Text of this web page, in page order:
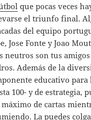
que pocas veces
el triunfo final.
del equipo
Jose Fonte y Joao
neutros son tus
Además de la
educativo para
100- y de estrategia,
de cartas
La puedes